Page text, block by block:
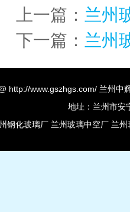
上一篇： 兰州
下一篇： 兰州
http://www.gszhgs.com/ 兰州中
地址：兰州市
钢化玻璃厂 兰州玻璃中空厂 兰州